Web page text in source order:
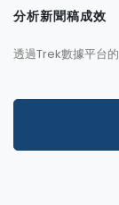
分析新聞稿成效
透過Trek數據平台